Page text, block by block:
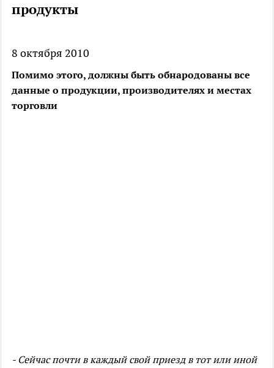
продукты
8 октября 2010
Помимо этого, должны быть обнародованы все
данные о продукции, производителях и местах
торговли
- Сейчас почти в каждый свой приезд в тот или иной